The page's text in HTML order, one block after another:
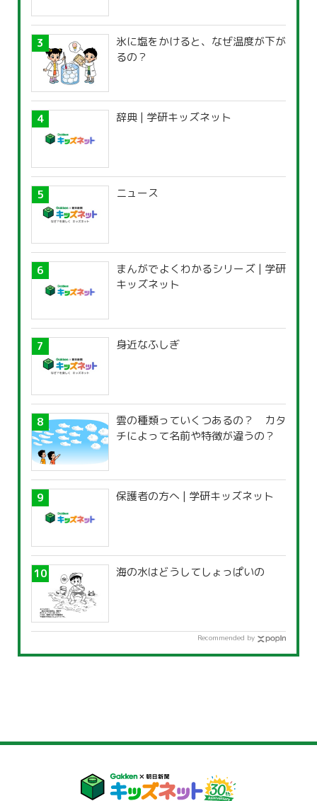
氷に塩をかけると、なぜ温度が下が
るの？
辞典 | 学研キッズネット
ニュース
まんがでよくわかるシリーズ | 学研
キッズネット
身近なふしぎ
雲の種類っていくつあるの？ カタ
チによって名前や特徴が違うの？
保護者の方へ | 学研キッズネット
海の水はどうしてしょっぱいの
Recommended by